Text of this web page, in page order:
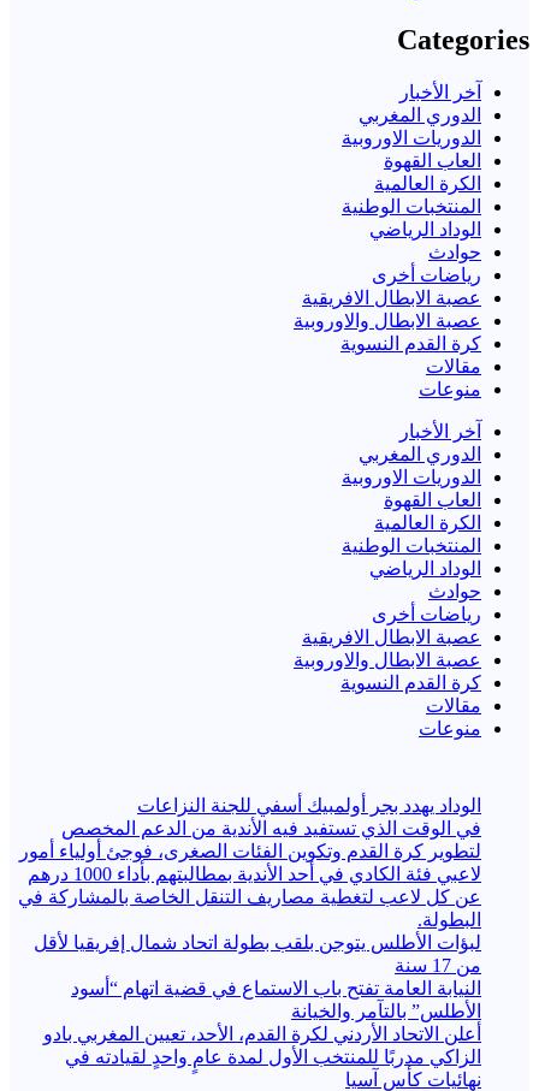
Categories
آخر الأخبار
الدوري المغربي
الدوريات الاوروبية
العاب القهوة
الكرة العالمية
المنتخبات الوطنية
الوداد الرياضي
حوادث
رياضات أخرى
عصبة الابطال الافريقية
عصبة الابطال والاوروبية
كرة القدم النسوية
مقالات
منوعات
آخر الأخبار
الدوري المغربي
الدوريات الاوروبية
العاب القهوة
الكرة العالمية
المنتخبات الوطنية
الوداد الرياضي
حوادث
رياضات أخرى
عصبة الابطال الافريقية
عصبة الابطال والاوروبية
كرة القدم النسوية
مقالات
منوعات
الوداد يهدد بجر أولمبيك أسفي للجنة النزاعات
في الوقت الذي تستفيد فيه الأندية من الدعم المخصص
لتطوير كرة القدم وتكوين الفئات الصغرى، فوجئ أولياء أمور
لاعبي فئة الكادي في أحد الأندية بمطالبتهم بأداء 1000 درهم
عن كل لاعب لتغطية مصاريف التنقل الخاصة بالمشاركة في
البطولة.
لبؤات الأطلس يتوجن بلقب بطولة اتحاد شمال إفريقيا لأقل
من 17 سنة
النيابة العامة تفتح باب الاستماع في قضية اتهام “أسود
الأطلس” بالتآمر والخيانة
أعلن الاتحاد الأردني لكرة القدم، الأحد، تعيين المغربي بادو
الزاكي مدربًا للمنتخب الأول لمدة عامٍ واحدٍ لقيادته ​في
نهائيات كأس آسيا